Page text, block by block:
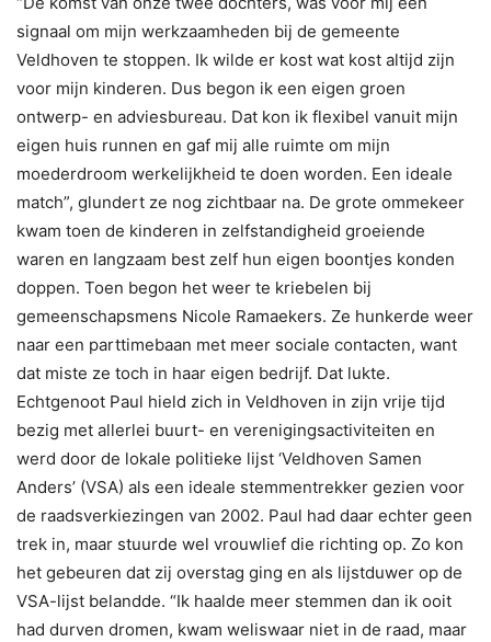
signaal om mijn werkzaamheden bij de gemeente
Veldhoven te stoppen. Ik wilde er kost wat kost altijd zijn
voor mijn kinderen. Dus begon ik een eigen groen
ontwerp- en adviesbureau. Dat kon ik flexibel vanuit mijn
eigen huis runnen en gaf mij alle ruimte om mijn
moederdroom werkelijkheid te doen worden. Een ideale
match”, glundert ze nog zichtbaar na. De grote ommekeer
kwam toen de kinderen in zelfstandigheid groeiende
waren en langzaam best zelf hun eigen boontjes konden
doppen. Toen begon het weer te kriebelen bij
gemeenschapsmens Nicole Ramaekers. Ze hunkerde weer
naar een parttimebaan met meer sociale contacten, want
dat miste ze toch in haar eigen bedrijf. Dat lukte.
Echtgenoot Paul hield zich in Veldhoven in zijn vrije tijd
bezig met allerlei buurt- en verenigingsactiviteiten en
werd door de lokale politieke lijst ‘Veldhoven Samen
Anders’ (VSA) als een ideale stemmentrekker gezien voor
de raadsverkiezingen van 2002. Paul had daar echter geen
trek in, maar stuurde wel vrouwlief die richting op. Zo kon
het gebeuren dat zij overstag ging en als lijstduwer op de
VSA-lijst belandde. “Ik haalde meer stemmen dan ik ooit
had durven dromen, kwam weliswaar niet in de raad, maar